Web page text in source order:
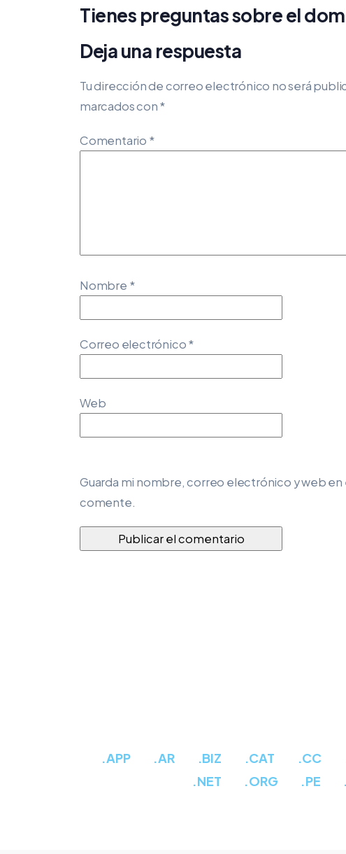
Tienes preguntas sobre el
Deja una respuesta
Tu dirección de correo electrónico no será
marcados con*
Comentario *
Nombre *
Correo electrónico*
Web
Guarda mi nombre, correo electrónico y web en
comente.
.APP .AR .BIZ .CAT .CC
.NET
.ORG .PE